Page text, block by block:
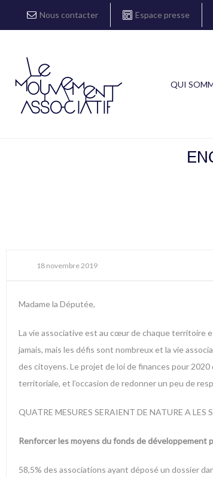
Nous contacter Espace presse
QUI
18 novembre 2019
Madame la Députée,
La vie associative est au cœur de chaque territoire
jamais, mais les défis sont nombreux et la vie
des citoyens. Le projet de loi de finances pour 2020
territoriale, et l’occasion de redonner un peu de
QUATRE MESURES SERAIENT DE NATURE A LES
Renforcer les moyens du fonds de développement
58,5% des associations ayant déposé un dossier